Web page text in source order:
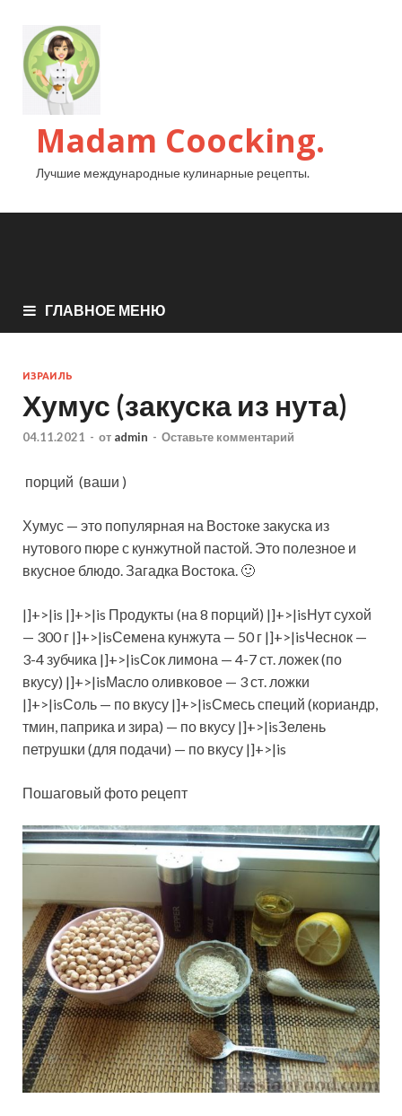
Madam Coocking.
Лучшие международные кулинарные рецепты.
ГЛАВНОЕ МЕНЮ
ИЗРАИЛЬ
Хумус (закуска из нута)
04.11.2021 - от admin - Оставьте комментарий
порций (ваши )
Хумус — это популярная на Востоке закуска из
нутового пюре с кунжутной пастой. Это полезное и
вкусное блюдо. Загадка Востока. 🙂
|]+>|is |]+>|is Продукты (на 8 порций) |]+>|isНут сухой
— 300 г |]+>|isСемена кунжута — 50 г |]+>|isЧеснок —
3-4 зубчика |]+>|isСок лимона — 4-7 ст. ложек (по
вкусу) |]+>|isМасло оливковое — 3 ст. ложки
|]+>|isСоль — по вкусу |]+>|isСмесь специй (кориандр,
тмин, паприка и зира) — по вкусу |]+>|isЗелень
петрушки (для подачи) — по вкусу |]+>|is
Пошаговый фото рецепт